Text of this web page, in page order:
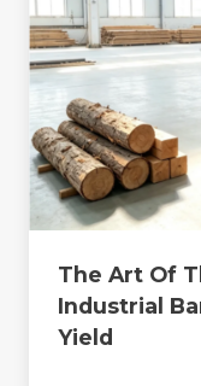
The Art Of
Industrial
Yield